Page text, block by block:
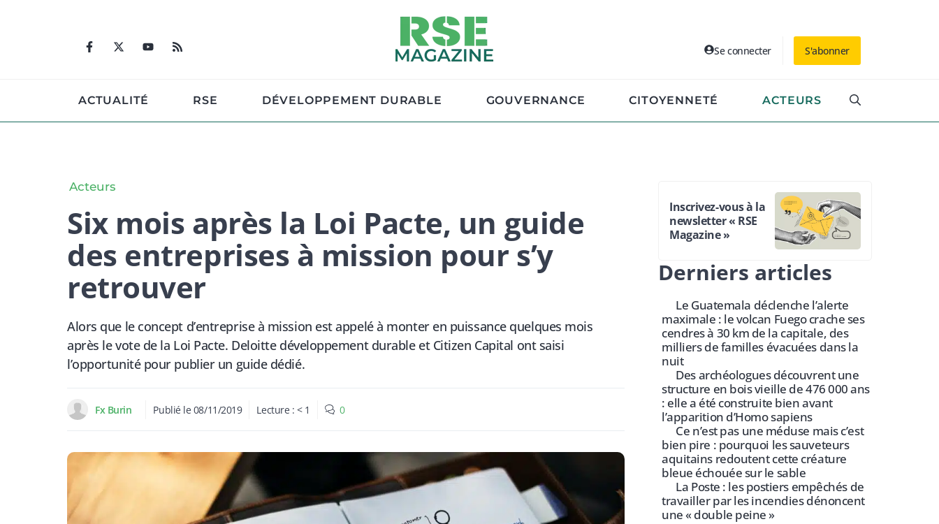
Se connecter S'abonner
ACTUALITÉ RSE DÉVELOPPEMENT DURABLE GOUVERNANCE CITOYENNETÉ ACTEURS
Acteurs
Six mois après la Loi Pacte, un guide
des entreprises à mission pour s’y
retrouver
Alors que le concept d’entreprise à mission est appelé à monter en puissance quelques mois
après le vote de la Loi Pacte. Deloitte développement durable et Citizen Capital ont saisi
l’opportunité pour publier un guide dédié.
Fx Burin Publié le08/11/2019 Lecture : < 1 0
Inscrivez-vous à la
newsletter « RSE
Magazine »
Derniers articles
Le Guatemala déclenche l’alerte
maximale : le volcan Fuego crache ses
cendres à 30 km de la capitale, des
milliers de familles évacuées dans la
nuit
Des archéologues découvrent une
structure en bois vieille de 476 000 ans
: elle a été construite bien avant
l’apparition d’Homo sapiens
Ce n’est pas une méduse mais c’est
bien pire : pourquoi les sauveteurs
aquitains redoutent cette créature
bleue échouée sur le sable
La Poste : les postiers empêchés de
travailler par les incendies dénoncent
une « double peine »